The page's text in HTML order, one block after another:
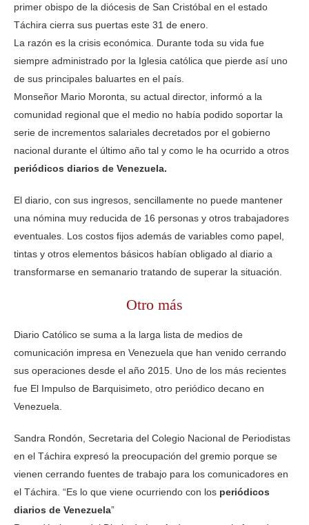
primer obispo de la diócesis de San Cristóbal en el estado
Táchira cierra sus puertas este 31 de enero.
La razón es la crisis económica. Durante toda su vida fue
siempre administrado por la Iglesia católica que pierde así uno
de sus principales baluartes en el país.
Monseñor Mario Moronta, su actual director, informó a la
comunidad regional que el medio no había podido soportar la
serie de incrementos salariales decretados por el gobierno
nacional durante el último año tal y como le ha ocurrido a otros
periódicos diarios de Venezuela.
El diario, con sus ingresos, sencillamente no puede mantener
una nómina muy reducida de 16 personas y otros trabajadores
eventuales. Los costos fijos además de variables como papel,
tintas y otros elementos básicos habían obligado al diario a
transformarse en semanario tratando de superar la situación.
Otro más
Diario Católico se suma a la larga lista de medios de
comunicación impresa en Venezuela que han venido cerrando
sus operaciones desde el año 2015. Uno de los más recientes
fue El Impulso de Barquisimeto, otro periódico decano en
Venezuela.
Sandra Rondón, Secretaria del Colegio Nacional de Periodistas
en el Táchira expresó la preocupación del gremio porque se
vienen cerrando fuentes de trabajo para los comunicadores en
el Táchira. “Es lo que viene ocurriendo con los periódicos
diarios de Venezuela”